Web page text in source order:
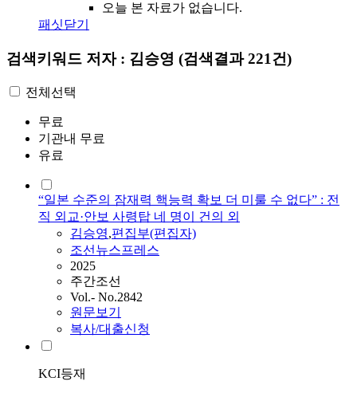
오늘 본 자료가 없습니다.
패싯닫기
검색키워드 저자 : 김승영 (검색결과 221건)
전체선택
무료
기관내 무료
유료
“일본 수준의 잠재력 핵능력 확보 더 미룰 수 없다” : 전
직 외교·안보 사령탑 네 명이 건의 외
김승영,편집부(편집자)
조선뉴스프레스
2025
주간조선
Vol.- No.2842
원문보기
복사/대출신청
KCI등재